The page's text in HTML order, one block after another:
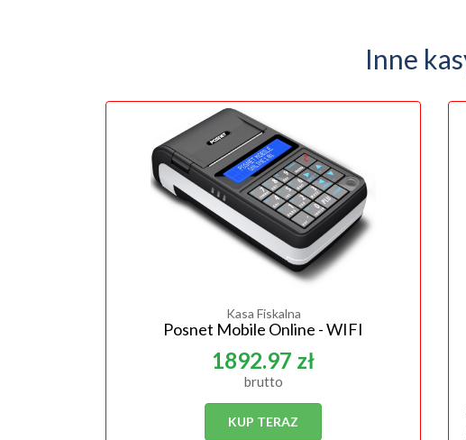
Inne
Kasa Fiskalna
Posnet Mobile Online - WIFI
1892.97 zł
brutto
KUP TERAZ